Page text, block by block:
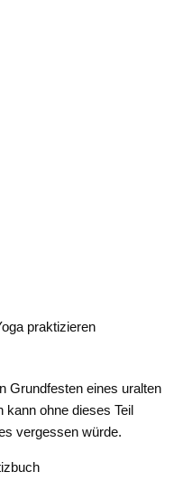
praktizieren
Grundfesten eines uralten
kann ohne dieses Teil
vergessen würde.